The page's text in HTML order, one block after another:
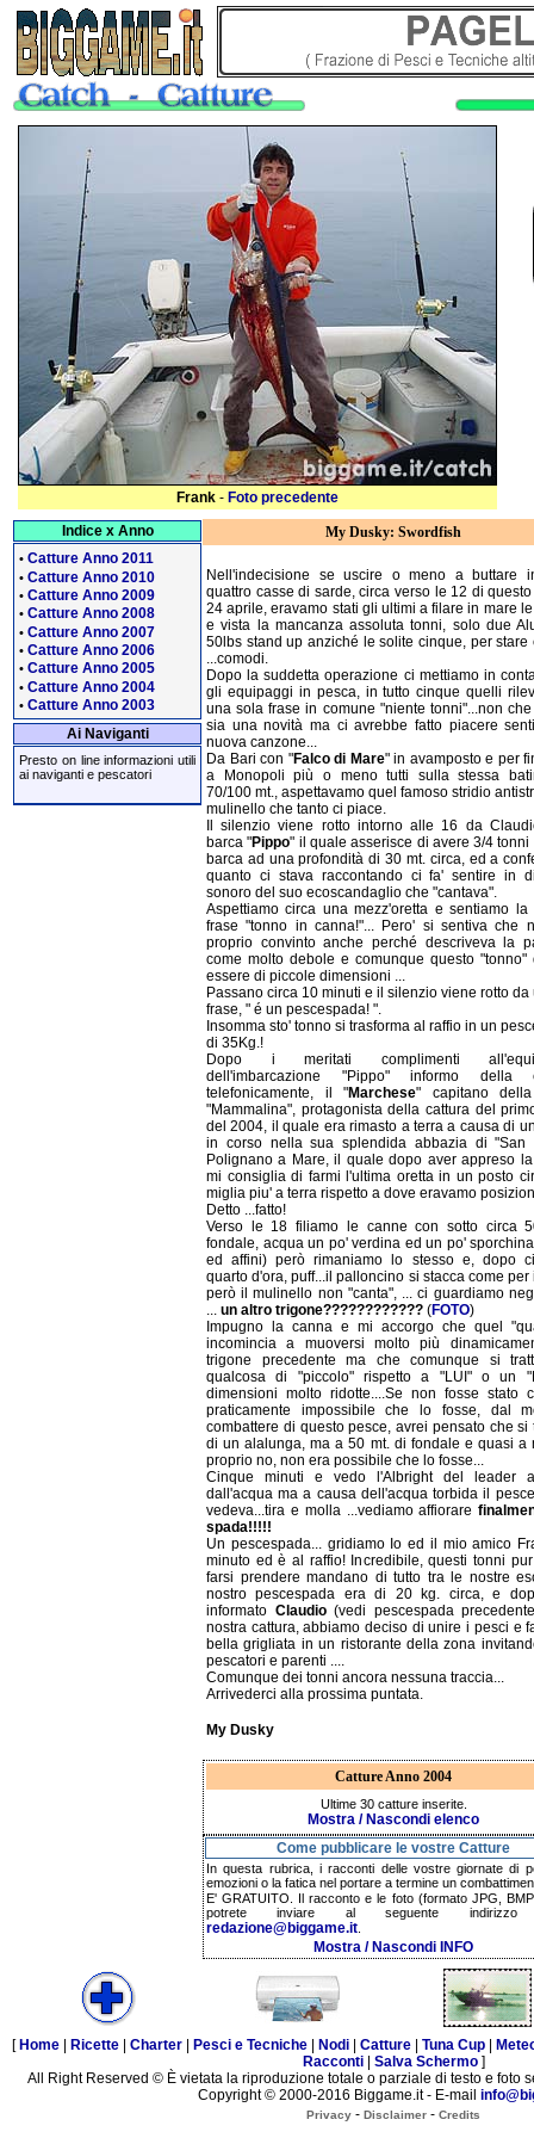
Indice x Anno
• Catture Anno 2011
• Catture Anno 2010
• Catture Anno 2009
• Catture Anno 2008
• Catture Anno 2007
• Catture Anno 2006
• Catture Anno 2005
• Catture Anno 2004
• Catture Anno 2003
Ai Naviganti
Presto on line informazioni utili
ai naviganti e pescatori
My Dusky: Swordfish
Nell'indecisione se uscire o meno a buttare
quattro casse di sarde, circa verso le 12 di
24 aprile, eravamo stati gli ultimi a filare in mare
e vista la mancanza assoluta tonni, solo due
50lbs stand up anziché le solite cinque, per stare
...comodi.
Dopo la suddetta operazione ci mettiamo in
gli equipaggi in pesca, in tutto cinque quelli
una sola frase in comune "niente tonni"...non
sia una novità ma ci avrebbe fatto piacere
nuova canzone...
Da Bari con "Falco di Mare" in avamposto e per
a Monopoli più o meno tutti sulla stessa
70/100 mt., aspettavamo quel famoso stridio
mulinello che tanto ci piace.
Il silenzio viene rotto intorno alle 16 da
barca "Pippo" il quale asserisce di avere 3/4 tonni
barca ad una profondità di 30 mt. circa, ed a
quanto ci stava raccontando ci fa' sentire in
sonoro del suo ecoscandaglio che "cantava".
Aspettiamo circa una mezz'oretta e sentiamo la
frase "tonno in canna!"... Pero' si sentiva che
proprio convinto anche perché descriveva la
come molto debole e comunque questo "tonno"
essere di piccole dimensioni ...
Passano circa 10 minuti e il silenzio viene rotto da
frase, " é un pescespada! ".
Insomma sto' tonno si trasforma al raffio in un
di 35Kg.!
Dopo i meritati complimenti
dell'imbarcazione "Pippo" informo della
telefonicamente, il "Marchese" capitano
"Mammalina", protagonista della cattura del
del 2004, il quale era rimasto a terra a causa di
in corso nella sua splendida abbazia di "San
Polignano a Mare, il quale dopo aver appreso
mi consiglia di farmi l'ultima oretta in un posto
miglia piu' a terra rispetto a dove eravamo
Detto ...fatto!
Verso le 18 filiamo le canne con sotto circa
fondale, acqua un po' verdina ed un po'
ed affini) però rimaniamo lo stesso e, dopo
quarto d'ora, puff...il palloncino si stacca come per
però il mulinello non "canta", ... ci guardiamo
... un altro trigone???????????? (FOTO)
Impugno la canna e mi accorgo che quel
incomincia a muoversi molto più
trigone precedente ma che comunque si
qualcosa di "piccolo" rispetto a "LUI" o un
dimensioni molto ridotte....Se non fosse stato
praticamente impossibile che lo fosse, dal
combattere di questo pesce, avrei pensato che si
di un alalunga, ma a 50 mt. di fondale e quasi a
proprio no, non era possibile che lo fosse...
Cinque minuti e vedo l'Albright del leader
dall'acqua ma a causa dell'acqua torbida il
vedeva...tira e molla ...vediamo affiorare
spada!!!!!
Un pescespada... gridiamo Io ed il mio amico
minuto ed è al raffio! Incredibile, questi tonni
farsi prendere mandano di tutto tra le nostre
nostro pescespada era di 20 kg. circa, e
informato Claudio(vedi pescespada
nostra cattura, abbiamo deciso di unire i pesci e
bella grigliata in un ristorante della zona
pescatori e parenti ....
Comunque dei tonni ancora nessuna traccia...
Arrivederci alla prossima puntata.
My Dusky
Catture Anno 2004
Ultime 30 catture inserite.
Mostra / Nascondi elenco
Come pubblicare le vostre Catture
In questa rubrica, i racconti delle vostre giornate di
emozioni o la fatica nel portare a termine un
E' GRATUITO. Il racconto e le foto (formato JPG,
potrete inviare al seguente indirizzo
redazione@biggame.it
Mostra / Nascondi INFO
[ Home Ricette Charter Pesci e Tecniche Nodi Catture Tuna Cup
Racconti| Salva Schermo]
All Right Reserved © È vietata la riproduzione totale o parziale di testo e foto
Copyright © 2000-2016 Biggame.it - E-mail
Privacy - Disclaimer - Credits
Frank - Foto precedente